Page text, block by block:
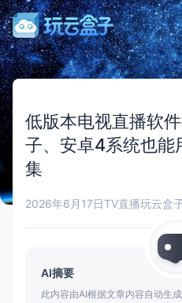
低版本电视直播软
子、安卓4系统也能
集
2026年6月17日TV直播玩云盒
AI摘要
此内容由AI根据文章内容自动生